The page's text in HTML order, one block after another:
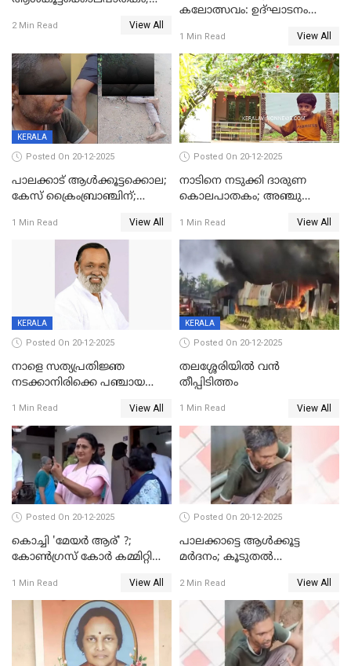
ഊർജ്ജിതമാക്കിമാക്കി
2 Min Read View All
കലോത്സവം: ഉദ്ഘാടനം
മുഖ്യാതിഥിയായി
മോഹൻലാൽ
1 Min Read View All
KERALA
Posted On 20-12-2025
പാലക്കാട് ആൾക്കൂട്ടക്കൊല;
കേസ് ക്രൈംബ്രാഞ്ചിന്;
അന്വേഷിക്കും
1 Min Read View All
Posted On 20-12-2025
നാടിനെ നടുക്കി ദാരുണ
കൊലപാതകം; അഞ്ചു
കഴുത്തുഞെരിച്ച് കൊന്നു
1 Min Read View All
KERALA
Posted On 20-12-2025
നാളെ സത്യപ്രതിജ്ഞ
നടക്കാനിരിക്കെ പഞ്ചായത്ത്
1 Min Read View All
KERALA
Posted On 20-12-2025
തലശ്ശേരിയിൽ വൻ
തീപ്പിടിത്തം
1 Min Read View All
Posted On 20-12-2025
കൊച്ചി 'മേയർ ആര്' ?;
കോണ്‍ഗ്രസ് കോര്‍ കമ്മിറ്റി
1 Min Read View All
Posted On 20-12-2025
പാലക്കാട്ടെ ആള്‍ക്കൂട്ട
മര്‍ദനം; കൂടുതല്‍
അംഗ സംഘമെന്ന് വിവരം
2 Min Read View All